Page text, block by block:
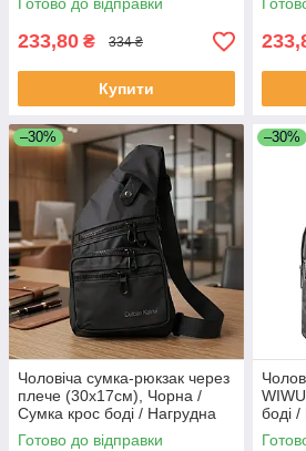
Сумка шопер з принтом
233,80 ₴ 334 ₴
Купити
–30%
Чоловіча сумка-рюкзак через
плече (30х17см), Чорна /
Сумка крос боді / Нагрудна
сумка / Барсетка через плече
Готово до відправки
–30%
боді